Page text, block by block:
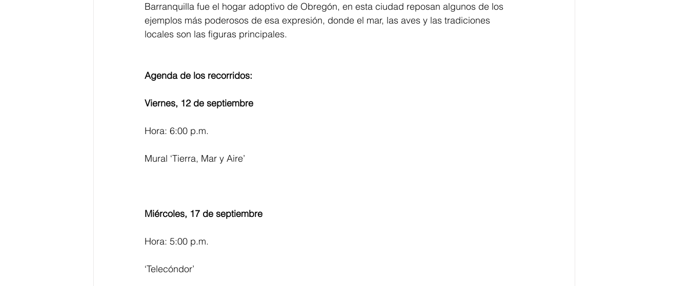
Barranquilla fue el hogar adoptivo de Obregón, en esta ciudad reposan algunos de los
ejemplos más poderosos de esa expresión, donde el mar, las aves y las tradiciones
locales son las figuras principales.
Agenda de los recorridos:
Viernes, 12 de septiembre
Hora: 6:00 p.m.
Mural ‘Tierra, Mar y Aire’
Miércoles, 17 de septiembre
Hora: 5:00 p.m.
‘Telecóndor’